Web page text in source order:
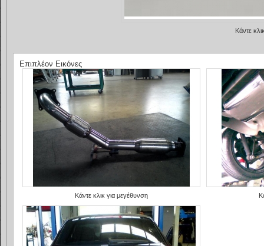
Κάντε
Επιπλέον Εικόνες
Κάντε κλικ για μεγέθυνση